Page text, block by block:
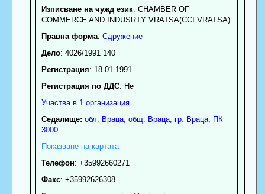
Изписване на чужд език: CHAMBER OF
COMMERCE AND INDUSRTY VRATSA(CCI VRATSA)
Правна форма: Сдружение
Дело: 4026/1991 140
Регистрация: 18.01.1991
Регистрация по ДДС: Нe
Участва в 1 организация
Седалище: обл. Враца, общ. Враца, гр. Враца, ПК
3000
Показване на картата
Телефон: +35992660271
Факс: +35992626308